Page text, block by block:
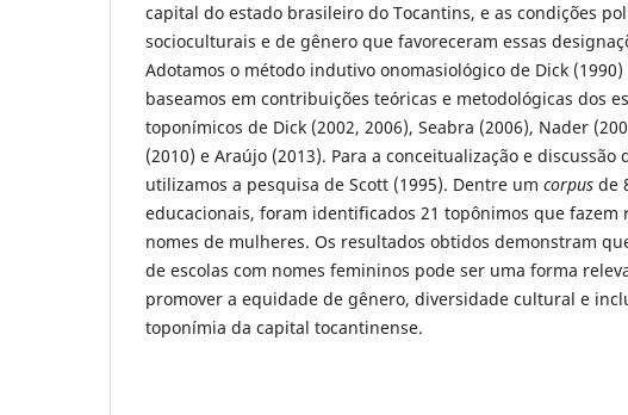
capital do estado brasileiro do Tocantins, e as condições
socioculturais e de gênero que favoreceram essas
Adotamos o método indutivo onomasiológico de Dick (1990)
baseamos em contribuições teóricas e metodológicas dos
toponímicos de Dick (2002, 2006), Seabra (2006), Nader
(2010) e Araújo (2013). Para a conceitualização e discussão
utilizamos a pesquisa de Scott (1995). Dentre um corpus de
educacionais, foram identificados 21 topônimos que fazem
nomes de mulheres. Os resultados obtidos demonstram
de escolas com nomes femininos pode ser uma forma
promover a equidade de gênero, diversidade cultural e
toponímia da capital tocantinense.